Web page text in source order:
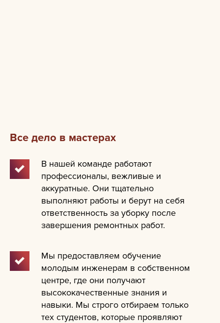
Все дело в мастерах
В нашей команде работают
профессионалы, вежливые и
аккуратные. Они тщательно
выполняют работы и берут на себя
ответственность за уборку после
завершения ремонтных работ.
Мы предоставляем обучение
молодым инженерам в собственном
центре, где они получают
высококачественные знания и
навыки. Мы строго отбираем только
тех студентов, которые проявляют